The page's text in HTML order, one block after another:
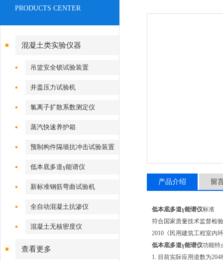
产品介绍 留
低本底多道γ能谱仪标准
符合国家质量技术监督检
2010《民用建筑工程室内
低本底多道γ能谱仪功能特
1. 目前实际应用道数为
PRODUCTS CENTER
混凝土类实验仪器
吊篮安全锁试验装置
井盖压力试验机
氯离子扩散系数测定仪
蒸汽快速养护箱
预制构件隔墙抗冲击试验装置
低本底多道γ能谱仪
新标准钢筋弯曲试验机
全自动混凝土抗渗仪
混凝土无核密度仪
查看更多